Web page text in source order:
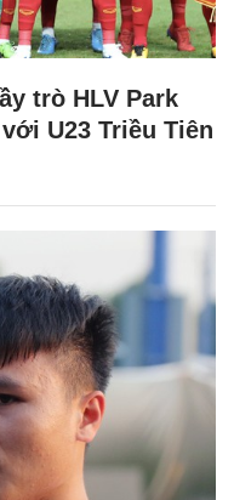
trò HLV Park
U23 Triều Tiên